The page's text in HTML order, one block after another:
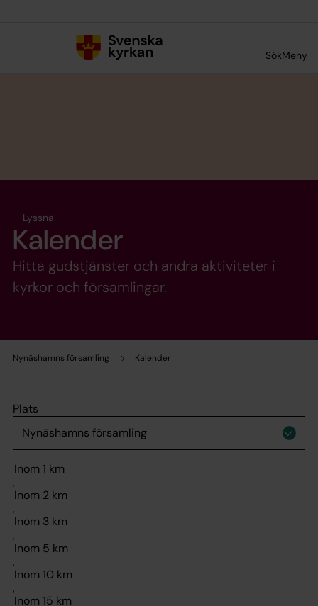
SökMeny
Nynäshamns församling Kalender
Lyssna
Kalender
Hitta gudstjänster och andra aktiviteter i
kyrkor och församlingar.
Plats
,
,
,
,
,